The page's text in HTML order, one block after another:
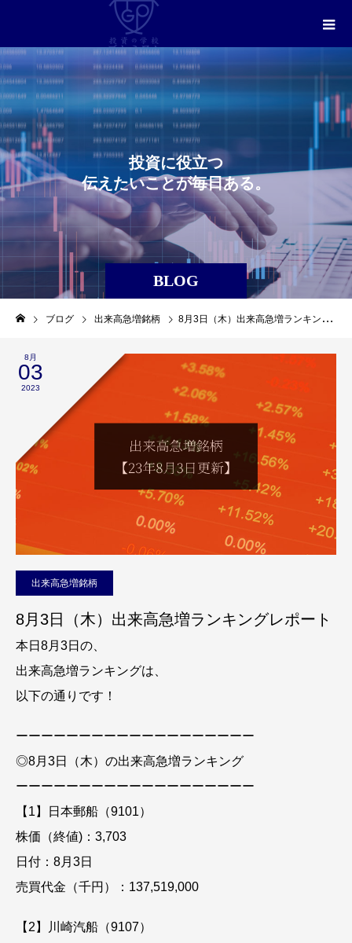
BLOG
投資に役立つ
伝え たいことが毎日ある。
ブログ 出来高急増銘柄 8月3日（木）出来高急増ランキングレポート
8月
03
2023
出来高急増銘柄
8月3日（木）出来高急増ランキングレポート
本日8月3日の、
出来高急増ランキングは、
以下の通りです！
ーーーーーーーーーーーーーーーーーーー
◎8月3日（木）の出来高急増ランキング
ーーーーーーーーーーーーーーーーーーー
【1】日本郵船（9101）
株価（終値)：3,703
日付：8月3日
売買代金（千円）：137,519,000
【2】川崎汽船（9107）